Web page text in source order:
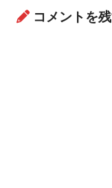
コメントを